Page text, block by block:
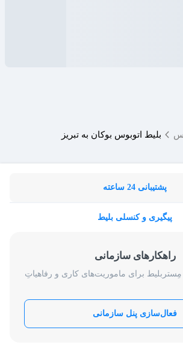
بلیط اتوبوس بوکان به تبریز
پشتیبانی 24 ساعته
پیگیری و کنسلی بلیط
راهکارهای سازمانی
برای ماموریت‌های کاری و رفاهیاتِ
فعال‌سازی پنل سازمانی